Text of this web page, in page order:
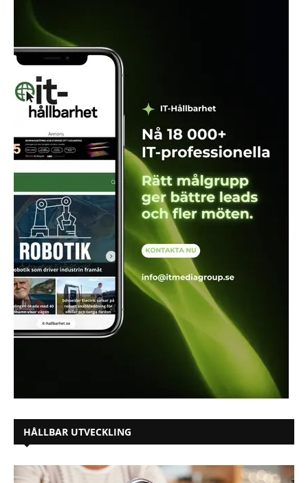
HÅLLBAR UTVECKLING